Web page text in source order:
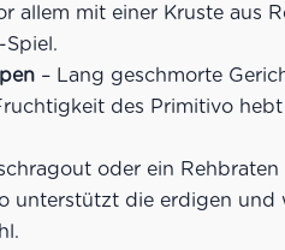
allem mit einer Kruste aus
– Lang geschmorte
des Primitivo
oder ein
unterstützt die erdigen